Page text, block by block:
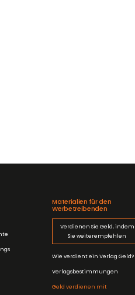
Materialien für den
Werbetreibenden
Verdienen Sie Geld, indem
Sie weiterempfehlen
Wie verdient ein Verlag Geld?
Verlagsbestimmungen
Geld verdienen mit